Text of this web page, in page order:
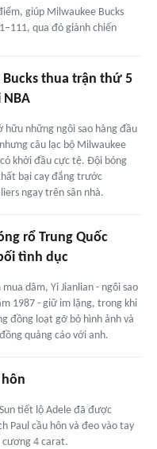
giúp Milwaukee Bucks
qua đó giành chiến
Bucks thua trận thứ 5
NBA
hữu những ngôi sao hàng đầu
câu lạc bộ Milwaukee
khởi đầu cực tệ. Đội bóng
bại cay đắng trước
ngay trên sân nhà.
rổ Trung Quốc
tình dục
dâm, Yi Jianlian - ngôi sao
1987 - giữ im lặng, trong khi
đồng loạt gỡ bỏ hình ảnh và
quảng cáo với anh.
tiết lộ Adele đã được
Paul cầu hôn và đeo vào tay
cương 4 carat.